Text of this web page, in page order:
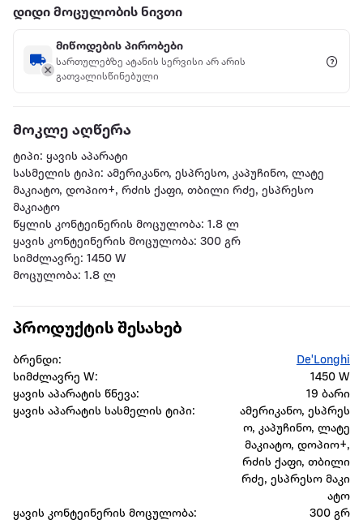
დიდი მოცულობის ნივთი
მიწოდების პირობები
სართულებზე ატანის სერვისი არ არის
გათვალისწინებული
მოკლე აღწერა
ტიპი: ყავის აპარატი
სასმელის ტიპი: ამერიკანო, ესპრესო, კაპუჩინო, ლატე
მაკიატო, დოპიო+, რძის ქაფი, თბილი რძე, ესპრესო
მაკიატო
წყლის კონტეინერის მოცულობა: 1.8 ლ
ყავის კონტეინერის მოცულობა: 300 გრ
სიმძლავრე: 1450 W
მოცულობა: 1.8 ლ
პროდუქტის შესახებ
ბრენდი:
De'Longhi
სიმძლავრე W:
1450 W
ყავის აპარატის წნევა:
19 ბარი
ყავის აპარატის სასმელის ტიპი:
ამერიკანო, ესპრეს
ო, კაპუჩინო, ლატე
მაკიატო, დოპიო+,
რძის ქაფი, თბილი
რძე, ესპრესო მაკი
ატო
ყავის კონტეინერის მოცულობა:
300 გრ